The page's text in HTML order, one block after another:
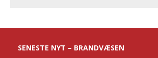
SENESTE NYT – BRANDVÆSEN